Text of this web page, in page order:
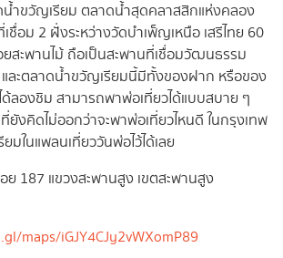
ำขวัญเรียม ตลาดน้ำสุดคลาสสิกแห่งคลอง
ชื่อม 2 ฝั่งระหว่างวัดบำเพ็ญเหนือ เสรีไทย 60
ยสะพานไม้ ถือเป็นสะพานที่เชื่อมวัฒนธรรม
ละตลาดน้ำขวัญเรียมนี้มีทั้งของฝาก หรือของ
ด้ลองชิม สามารถพาพ่อเที่ยวได้แบบสบาย ๆ
งคิดไม่ออกว่าจะพาพ่อเที่ยวไหนดี ในกรุงเทพ
ในแพลนเที่ยววันพ่อไว้ได้เลย
ย 187 แขวงสะพานสูง เขตสะพานสูง
maps/iGJY4CJy2vWXomP89